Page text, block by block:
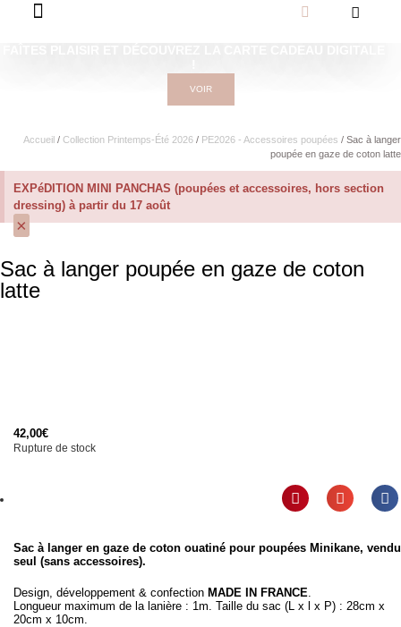
VOIR
Accueil / Collection Printemps-Été 2026 / PE2026 - Accessoires poupées / Sac à langer
poupée en gaze de coton latte
EXPéDITION MINI PANCHAS (poupées et accessoires, hors section
dressing) à partir du 17 août
×
Sac à langer poupée en gaze de coton
latte
42,00€
Rupture de stock
Sac à langer en gaze de coton ouatiné pour poupées Minikane, vendu
seul (sans accessoires).
Design, développement & confection MADE IN FRANCE.
Longueur maximum de la lanière : 1m. Taille du sac (L x l x P) : 28cm x
20cm x 10cm.